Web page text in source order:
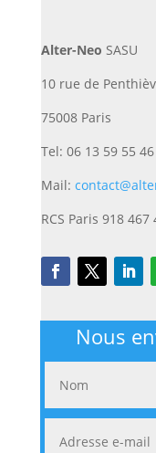
Alter-Neo SASU
10 rue de
75008 Paris
Tel: 06 13 59 55 46
Mail:
RCS Paris 918 467
Nous